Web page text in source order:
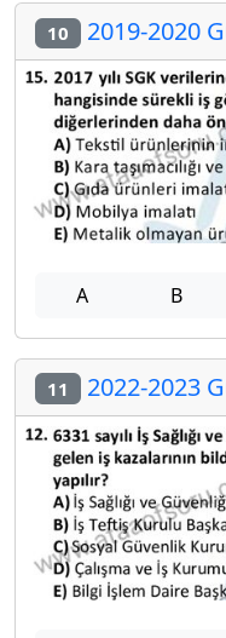
10 2019-2020
A B
11 2022-2023